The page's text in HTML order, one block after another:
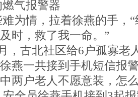
气报警器
为情，拉着徐燕的手，
时，救了我一命。”
，古北社区给6户孤寡老
燕一共接到手机短信报
两户老人不愿意装，怎